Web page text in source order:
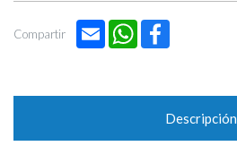
Compartir Email WhatsApp
Descripción